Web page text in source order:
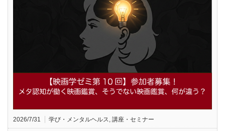
2026/7/31 学び・メンタルヘルス 講座・セミナー